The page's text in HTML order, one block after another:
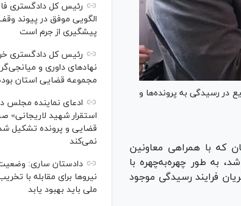
در رسیدگی به پرونده‌ها و
که با همراهی معاونین
به طور چهره‌به‌چهره با
فرایند رسیدگی موجود
رئیس کل دادگستری
الگویی موفق در پیوند
پیشگیری از جرم است
رئیس کل دادگستری
نهاد‌های داوری و
مجموعه قضایی استان
ادعای نماینده مجلس
استقرار شهید لاریجانی»
قضایی و پرونده تشکیل
نمی‌کند
دادستان ساری:
نیرو‌ها برای مقابله با
ملی باید بهبود یابد